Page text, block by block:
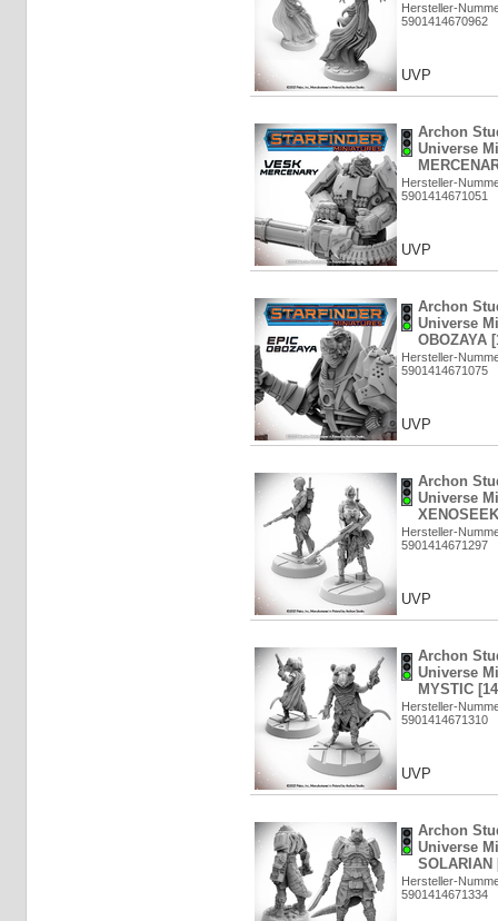
Hersteller-
5901414670962
UVP
Archon
Universe
Hersteller-
5901414671051
UVP
Archon
Universe
OBOZAYA
Hersteller-
5901414671075
UVP
Archon
Universe
Hersteller-
5901414671297
UVP
Archon
Universe
MYSTIC
Hersteller-
5901414671310
UVP
Archon
Universe
SOLARIAN
Hersteller-
5901414671334